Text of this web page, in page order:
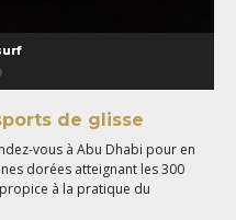
de glisse
vous à Abu Dhabi pour en
dorées atteignant les 300
à la pratique du